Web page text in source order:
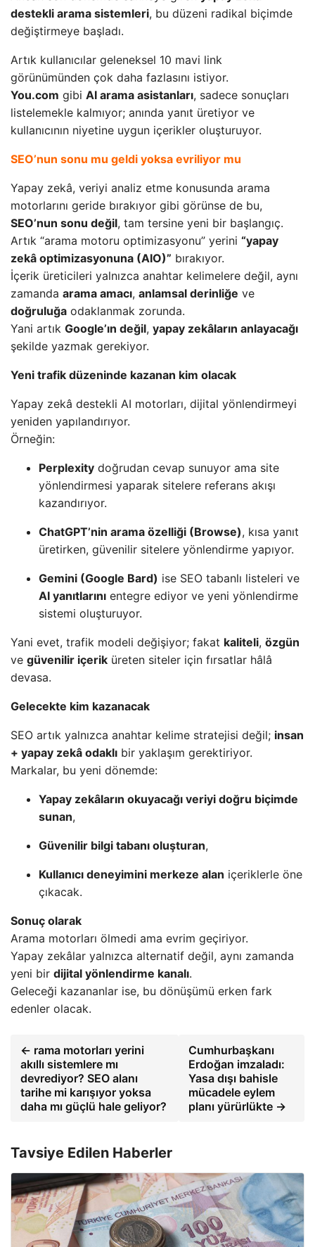
destekli arama sistemleri, bu düzeni radikal biçimde
değiştirmeye başladı.
Artık kullanıcılar geleneksel 10 mavi link
görünümünden çok daha fazlasını istiyor.
You.com gibi AI arama asistanları, sadece sonuçları
listelemekle kalmıyor; anında yanıt üretiyor ve
kullanıcının niyetine uygun içerikler oluşturuyor.
SEO’nun sonu mu geldi yoksa evriliyor mu
Yapay zekâ, veriyi analiz etme konusunda arama
motorlarını geride bırakıyor gibi görünse de bu,
SEO’nun sonu değil, tam tersine yeni bir başlangıç.
Artık “arama motoru optimizasyonu” yerini “yapay
zekâ optimizasyonuna (AIO)” bırakıyor.
İçerik üreticileri yalnızca anahtar kelimelere değil, aynı
zamanda arama amacı, anlamsal derinliğe ve
doğruluğa odaklanmak zorunda.
Yani artık Google’ın değil, yapay zekâların anlayacağı
şekilde yazmak gerekiyor.
Yeni trafik düzeninde kazanan kim olacak
Yapay zekâ destekli AI motorları, dijital yönlendirmeyi
yeniden yapılandırıyor.
Örneğin:
Perplexity doğrudan cevap sunuyor ama site
yönlendirmesi yaparak sitelere referans akışı
kazandırıyor.
ChatGPT’nin arama özelliği (Browse), kısa yanıt
üretirken, güvenilir sitelere yönlendirme yapıyor.
Gemini (Google Bard) ise SEO tabanlı listeleri ve
AI yanıtlarını entegre ediyor ve yeni yönlendirme
sistemi oluşturuyor.
Yani evet, trafik modeli değişiyor; fakat kaliteli, özgün
ve güvenilir içerik üreten siteler için fırsatlar hâlâ
devasa.
Gelecekte kim kazanacak
SEO artık yalnızca anahtar kelime stratejisi değil; insan
+ yapay zekâ odaklı bir yaklaşım gerektiriyor.
Markalar, bu yeni dönemde:
Yapay zekâların okuyacağı veriyi doğru biçimde
sunan,
Güvenilir bilgi tabanı oluşturan,
Kullanıcı deneyimini merkeze alan içeriklerle öne
çıkacak.
Sonuç olarak
Arama motorları ölmedi ama evrim geçiriyor.
Yapay zekâlar yalnızca alternatif değil, aynı zamanda
yeni bir dijital yönlendirme kanalı.
Geleceği kazananlar ise, bu dönüşümü erken fark
edenler olacak.
← rama motorları yerini
akıllı sistemlere mı
devrediyor? SEO alanı
tarihe mi karışıyor yoksa
daha mı güçlü hale geliyor?
Cumhurbaşkanı
Erdoğan imzaladı:
Yasa dışı bahisle
mücadele eylem
planı yürürlükte →
Tavsiye Edilen Haberler